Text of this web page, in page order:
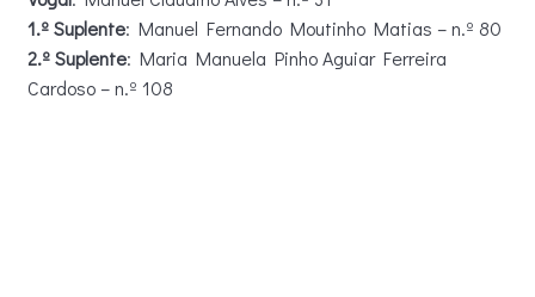
1.º Suplente: Manuel Fernando Moutinho Matias – n.º 80
2.º Suplente: Maria Manuela Pinho Aguiar Ferreira
Cardoso – n.º 108